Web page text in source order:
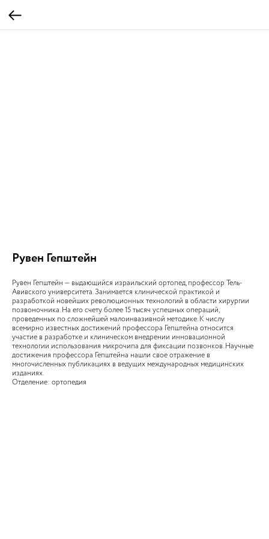
Рувен Гепштейн
Рувен Гепштейн — выдающийся израильский ортопед, профессор Тель-
Авивского университета. Занимается клинической практикой и
разработкой новейших революционных технологий в области хирургии
позвоночника. На его счету более 15 тысяч успешных операций,
проведенных по сложнейшей малоинвазивной методике. К числу
всемирно известных достижений профессора Гепштейна относится
участие в разработке и клиническом внедрении инновационной
технологии использования микрочипа для фиксации позвонков. Научные
достижения профессора Гепштейна нашли свое отражение в
многочисленных публикациях в ведущих международных медицинских
изданиях.
Отделение: ортопедия